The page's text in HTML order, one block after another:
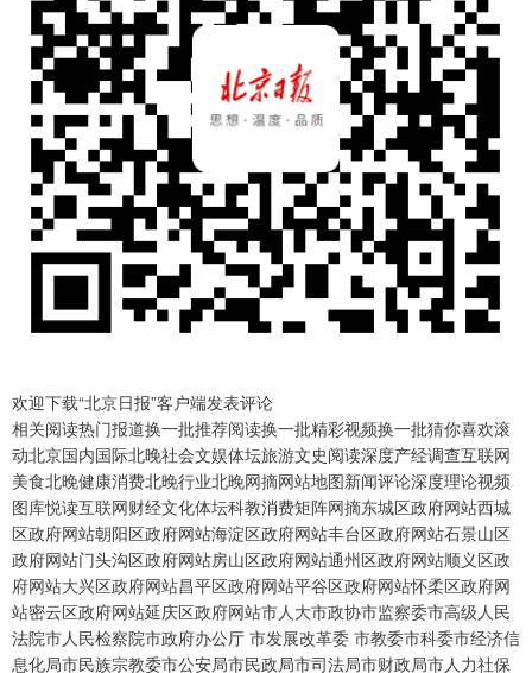
欢迎下载“北京日报”客户端发表评论
相关阅读热门报道换一批推荐阅读换一批精彩视频换一批猜你喜欢滚
动北京国内国际北晚社会文娱体坛旅游文史阅读深度产经调查互联网
美食北晚健康消费北晚行业北晚网摘网站地图新闻评论深度理论视频
图库悦读互联网财经文化体坛科教消费矩阵网摘东城区政府网站西城
区政府网站朝阳区政府网站海淀区政府网站丰台区政府网站石景山区
政府网站门头沟区政府网站房山区政府网站通州区政府网站顺义区政
府网站大兴区政府网站昌平区政府网站平谷区政府网站怀柔区政府网
站密云区政府网站延庆区政府网站市人大市政协市监察委市高级人民
法院市人民检察院市政府办公厅 市发展改革委 市教委市科委市经济信
息化局市民族宗教委市公安局市民政局市司法局市财政局市人力社保